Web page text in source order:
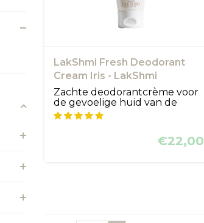
LakShmi Fresh Deodorant
Cream Iris - LakShmi
Zachte deodorantcrème voor
de gevoelige huid van de
oksel m...
€22,00